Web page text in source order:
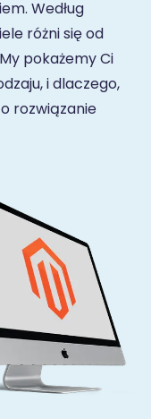
Według
różni się od
pokażemy Ci
i dlaczego,
rozwiązanie